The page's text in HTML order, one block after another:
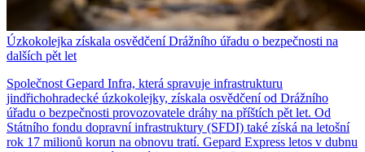
Úzkokolejka získala osvědčení Drážního úřadu o bezpečnosti na
dalších pět let
Společnost Gepard Infra, která spravuje infrastrukturu
jindřichohradecké úzkokolejky, získala osvědčení od Drážního
úřadu o bezpečnosti provozovatele dráhy na příštích pět let. Od
Státního fondu dopravní infrastruktury (SFDI) také získá na letošní
rok 17 milionů korun na obnovu tratí. Gepard Express letos v dubnu